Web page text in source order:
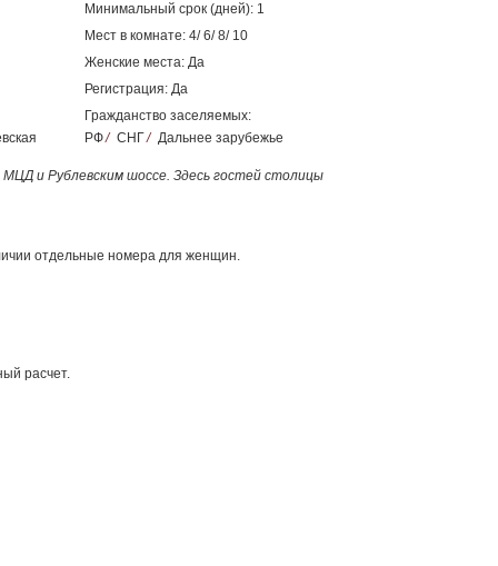
Минимальный срок (дней): 1
Мест в комнате: 4/ 6/ 8/ 10
Женские места: Да
Регистрация: Да
Гражданство заселяемых:
РФ/ СНГ/ Дальнее зарубежье
и Рублевским шоссе. Здесь гостей столицы
отдельные номера для женщин.
расчет.